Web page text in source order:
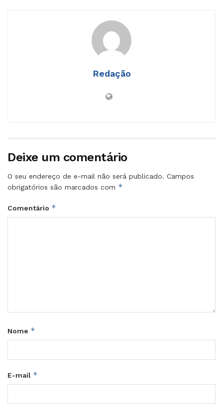
Redação
Deixe um comentário
O seu endereço de e-mail não será publicado. Campos
obrigatórios são marcados com *
Comentário *
Nome *
E-mail *